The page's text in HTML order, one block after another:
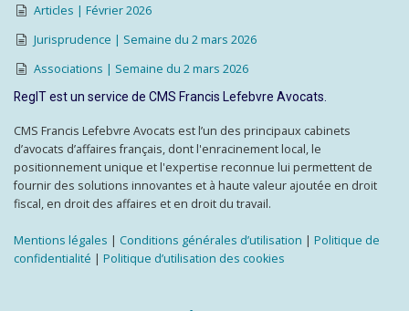
Articles | Février 2026
Jurisprudence | Semaine du 2 mars 2026
Associations | Semaine du 2 mars 2026
RegIT est un service de CMS Francis Lefebvre Avocats.
CMS Francis Lefebvre Avocats est l’un des principaux cabinets
d’avocats d’affaires français, dont l'enracinement local, le
positionnement unique et l'expertise reconnue lui permettent de
fournir des solutions innovantes et à haute valeur ajoutée en droit
fiscal, en droit des affaires et en droit du travail.
Mentions légales | Conditions générales d’utilisation | Politique de
confidentialité | Politique d’utilisation des cookies